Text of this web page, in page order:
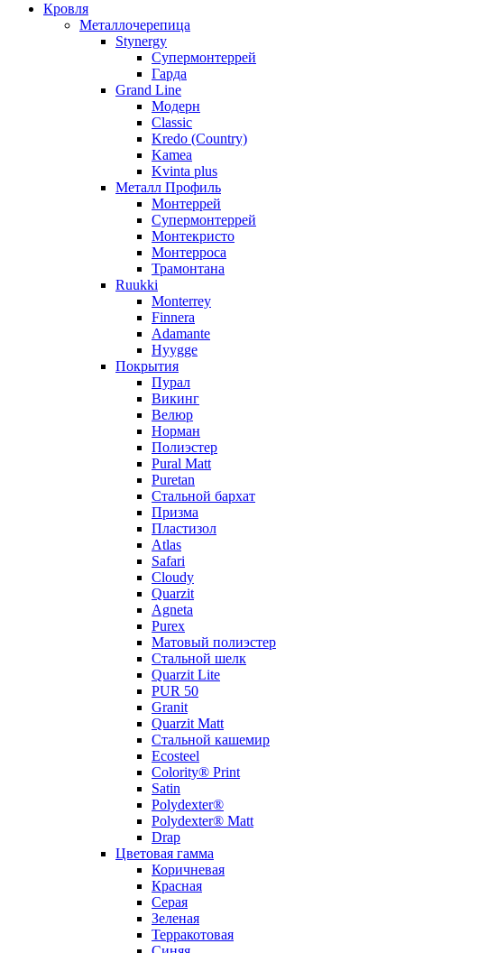
Кровля
Металлочерепица
Stynergy
Супермонтеррей
Гарда
Grand Line
Модерн
Classic
Kredo (Country)
Kamea
Kvinta plus
Металл Профиль
Монтеррей
Супермонтеррей
Монтекристо
Монтерроса
Трамонтана
Ruukki
Monterrey
Finnera
Adamante
Hyygge
Покрытия
Пурал
Викинг
Велюр
Норман
Полиэстер
Pural Matt
Puretan
Стальной бархат
Призма
Пластизол
Atlas
Safari
Cloudy
Quarzit
Agneta
Purex
Матовый полиэстер
Стальной шелк
Quarzit Lite
PUR 50
Granit
Quarzit Matt
Стальной кашемир
Ecosteel
Colority® Print
Satin
Polydexter®
Polydexter® Matt
Drap
Цветовая гамма
Коричневая
Красная
Серая
Зеленая
Терракотовая